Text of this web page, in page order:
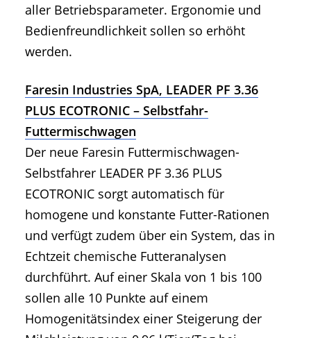
aller Betriebsparameter. Ergonomie und
Bedienfreundlichkeit sollen so erhöht
werden.
Faresin Industries SpA, LEADER PF 3.36
PLUS ECOTRONIC – Selbstfahr-
Futtermischwagen
Der neue Faresin Futtermischwagen-
Selbstfahrer LEADER PF 3.36 PLUS
ECOTRONIC sorgt automatisch für
homogene und konstante Futter-Rationen
und verfügt zudem über ein System, das in
Echtzeit chemische Futteranalysen
durchführt. Auf einer Skala von 1 bis 100
sollen alle 10 Punkte auf einem
Homogenitätsindex einer Steigerung der